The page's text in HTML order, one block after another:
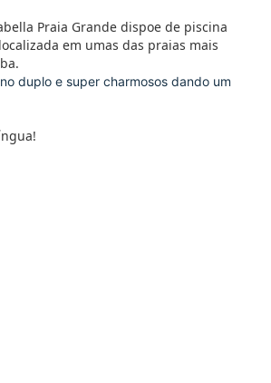
Praia Grande dispoe de piscina
em umas das praias mais
duplo e super charmosos dando um